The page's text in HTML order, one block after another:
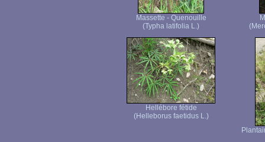
Massette - Quenouille
(Typha latifolia L.)
Hellébore fétide
(Helleborus faetidus L.)